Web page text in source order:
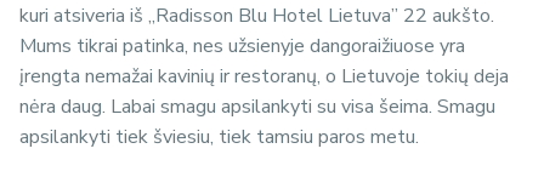
kuri atsiveria iš „Radisson Blu Hotel Lietuva” 22 aukšto.
Mums tikrai patinka, nes užsienyje dangoraižiuose yra
įrengta nemažai kavinių ir restoranų, o Lietuvoje tokių deja
nėra daug. Labai smagu apsilankyti su visa šeima. Smagu
apsilankyti tiek šviesiu, tiek tamsiu paros metu.